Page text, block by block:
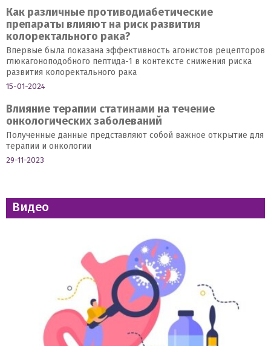
Как различные противодиабетические
препараты влияют на риск развития
колоректального рака?
Впервые была показана эффективность агонистов рецепторов
глюкагоноподобного пептида-1 в контексте снижения риска
развития колоректального рака
15-01-2024
Влияние терапии статинами на течение
онкологических заболеваний
Полученные данные представляют собой важное открытие для
терапии и онкологии
29-11-2023
Видео